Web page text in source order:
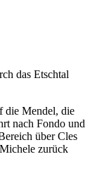
das Etschtal
die Mendel, die
nach Fondo und
über Cles
zurück